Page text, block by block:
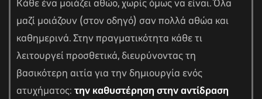
Κάθε ένα μοιάζει αθώο, χωρίς όμως να είναι. Όλα
μαζί μοιάζουν (στον οδηγό) σαν πολλά αθώα και
καθημερινά. Στην πραγματικότητα κάθε τι
λειτουργεί προσθετικά, διευρύνοντας τη
βασικότερη αιτία για την δημιουργία ενός
ατυχήματος: την καθυστέρηση στην αντίδραση